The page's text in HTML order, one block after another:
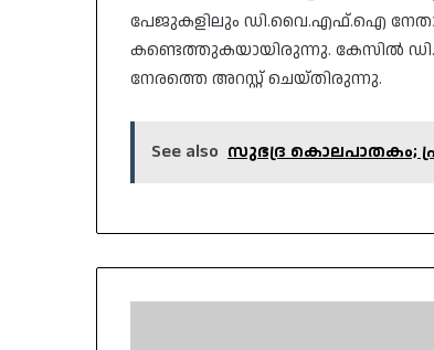
പേജുകളിലും ഡി.വൈ.എഫ്.ഐ
കണ്ടെത്തുകയായിരുന്നു. കേസിൽ
നേരത്തെ അറസ്റ്റ് ചെയ്തിരുന്നു.
See also സുഭദ്ര കൊലപാതകം;